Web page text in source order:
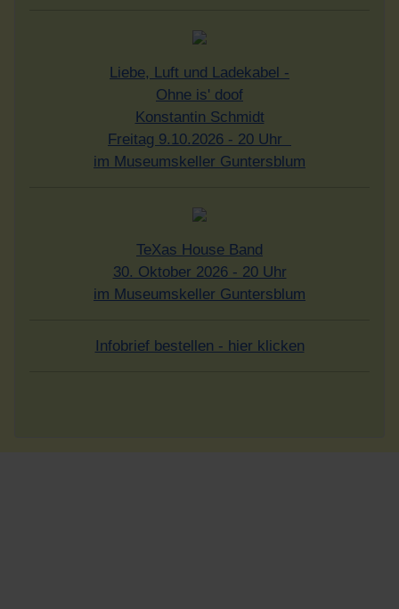
Liebe, Luft und Ladekabel -
Ohne is' doof
Konstantin Schmidt
Freitag 9.10.2026 - 20 Uhr
im Museumskeller Guntersblum
TeXas House Band
30. Oktober 2026 - 20 Uhr
im Museumskeller Guntersblum
Infobrief bestellen - hier klicken